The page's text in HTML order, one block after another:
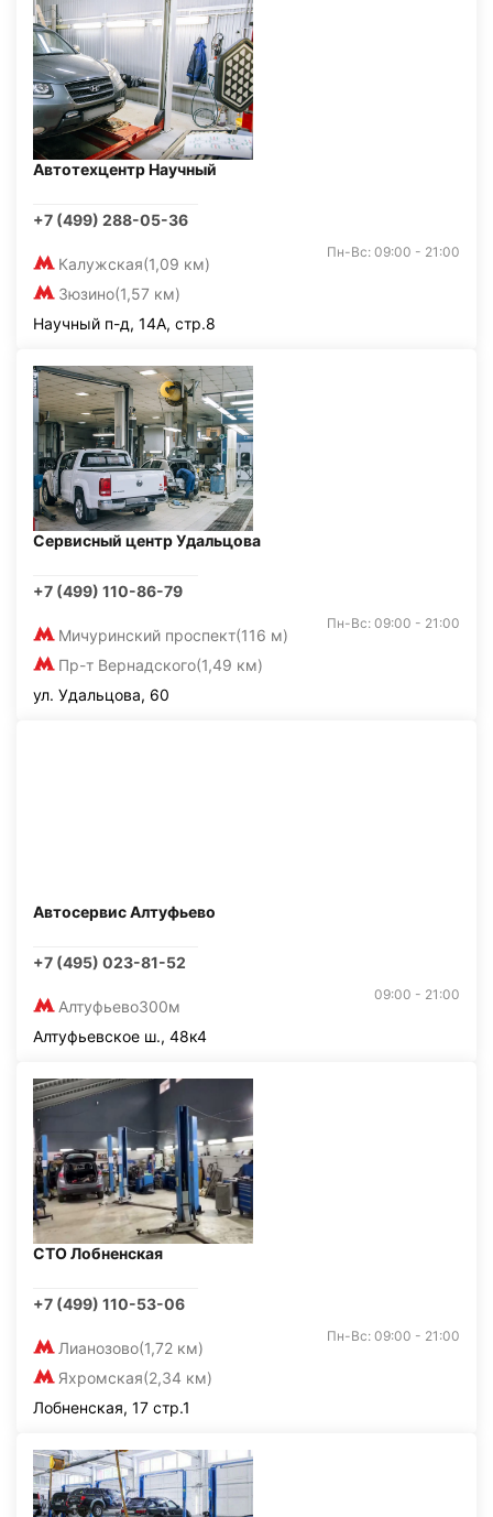
Автотехцентр Научный
+7 (499) 288-05-36
Калужская(1,09 км)
Зюзино(1,57 км)
Пн-Вс: 09:00 - 21:00
Научный п-д, 14А, стр.8
Сервисный центр Удальцова
+7 (499) 110-86-79
Мичуринский проспект(116 м)
Пр-т Вернадского(1,49 км)
Пн-Вс: 09:00 - 21:00
ул. Удальцова, 60
Автосервис Алтуфьево
+7 (495) 023-81-52
Алтуфьево300м
09:00 - 21:00
Алтуфьевское ш., 48к4
СТО Лобненская
+7 (499) 110-53-06
Лианозово(1,72 км)
Яхромская(2,34 км)
Пн-Вс: 09:00 - 21:00
Лобненская, 17 стр.1